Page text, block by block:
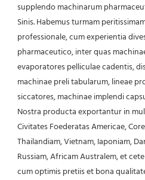
supplendo machinarum
Sinis. Habemus turmam
professionale, cum experientia
pharmaceutico, inter quas
evaporatores pelliculae cadentis,
machinae preli tabularum, lineae
siccatores, machinae implendi
Nostra producta exportantur in
Civitates Foederatas Americae,
Thailandiam, Vietnam, Iaponiam,
Russiam, Africam Australem, et
cum optimis pretiis et bona